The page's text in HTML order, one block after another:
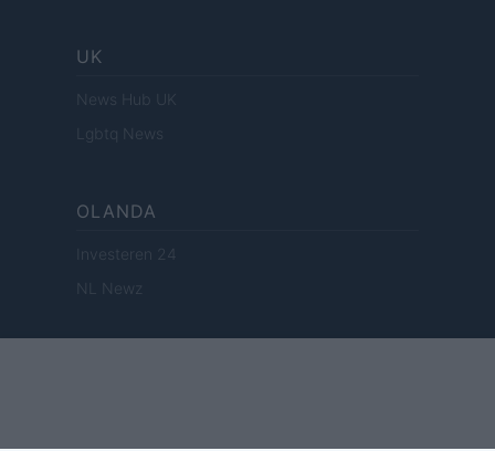
UK
News Hub UK
Lgbtq News
OLANDA
Investeren 24
NL Newz